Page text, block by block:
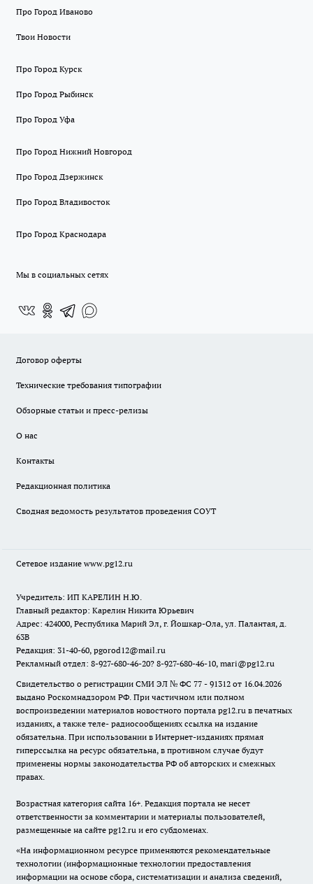
Про Город Иваново
Твои Новости
Про Город Курск
Про Город Рыбинск
Про Город Уфа
Про Город Нижний Новгород
Про Город Дзержинск
Про Город Владивосток
Про Город Краснодара
Мы в социальных сетях
Договор оферты
Технические требования типографии
Обзорные статьи и пресс-релизы
О нас
Контакты
Редакционная политика
Сводная ведомость результатов проведения СОУТ
Сетевое издание www.pg12.ru
Учредитель: ИП КАРЕЛИН Н.Ю.
Главный редактор: Карелин Никита Юрьевич
Адрес: 424000, Республика Марий Эл, г. Йошкар-Ола, ул. Палантая, д.
63В
Редакция: 31-40-60, pgorod12@mail.ru
Рекламный отдел: 8-927-680-46-20? 8-927-680-46-10, mari@pg12.ru
Свидетельство о регистрации СМИ ЭЛ № ФС 77 - 91312 от 16.04.2026
выдано Роскомнадзором РФ. При частичном или полном
воспроизведении материалов новостного портала pg12.ru в печатных
изданиях, а также теле- радиосообщениях ссылка на издание
обязательна. При использовании в Интернет-изданиях прямая
гиперссылка на ресурс обязательна, в противном случае будут
применены нормы законодательства РФ об авторских и смежных
правах.
Возрастная категория сайта 16+. Редакция портала не несет
ответственности за комментарии и материалы пользователей,
размещенные на сайте pg12.ru и его субдоменах.
«На информационном ресурсе применяются рекомендательные
технологии (информационные технологии предоставления
информации на основе сбора, систематизации и анализа сведений,